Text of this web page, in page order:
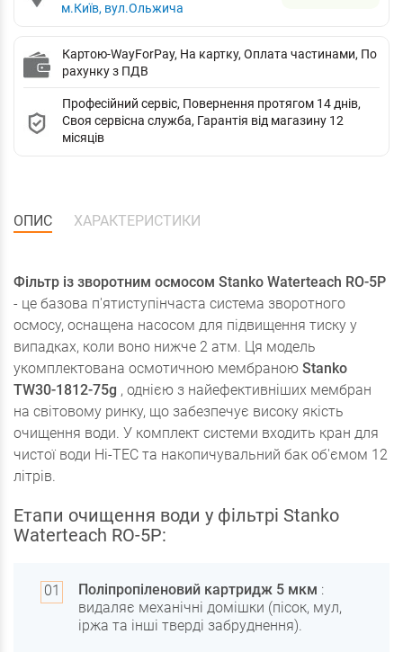
м.Київ, вул.Ольжича
Картою-WayForPay, На картку, Оплата частинами, По
рахунку з ПДВ
Професійний сервіс, Повернення протягом 14 днів,
Своя сервісна служба, Гарантія від магазину 12
місяців
ОПИС ХАРАКТЕРИСТИКИ
Фільтр із зворотним осмосом Stanko Waterteach RO-5P
- це базова п'ятиступінчаста система зворотного
осмосу, оснащена насосом для підвищення тиску у
випадках, коли воно нижче 2 атм. Ця модель
укомплектована осмотичною мембраною Stanko
TW30-1812-75g , однією з найефективніших мембран
на світовому ринку, що забезпечує високу якість
очищення води. У комплект системи входить кран для
чистої води Hi-TEC та накопичувальний бак об'ємом 12
літрів.
Етапи очищення води у фільтрі Stanko
Waterteach RO-5P:
Поліпропіленовий картридж 5 мкм :
видаляє механічні домішки (пісок, мул,
іржа та інші тверді забруднення).